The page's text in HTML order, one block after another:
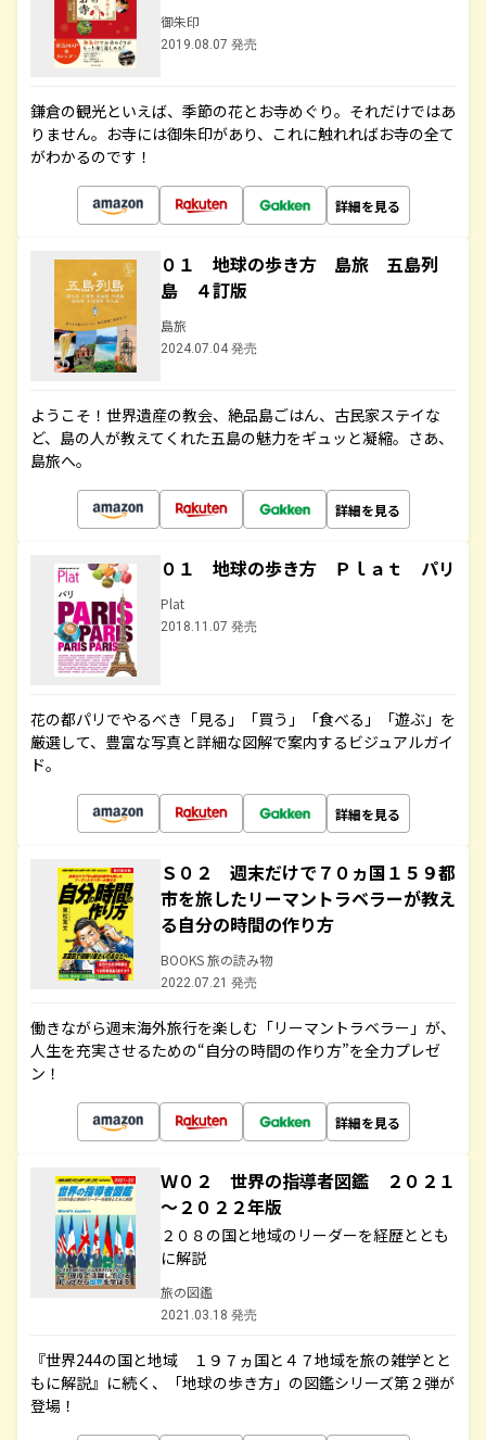
御朱印
2019.08.07 発売
鎌倉の観光といえば、季節の花とお寺めぐり。それだけではあ
りません。お寺には御朱印があり、これに触れればお寺の全て
がわかるのです！
詳細を見る
０１ 地球の歩き方 島旅 五島列
島 ４訂版
島旅
2024.07.04 発売
ようこそ！世界遺産の教会、絶品島ごはん、古民家ステイな
ど、島の人が教えてくれた五島の魅力をギュッと凝縮。さあ、
島旅へ。
詳細を見る
０１ 地球の歩き方 Ｐｌａｔ パリ
Plat
2018.11.07 発売
花の都パリでやるべき「見る」「買う」「食べる」「遊ぶ」を
厳選して、豊富な写真と詳細な図解で案内するビジュアルガイ
ド。
詳細を見る
Ｓ０２ 週末だけで７０ヵ国１５９都
市を旅したリーマントラベラーが教え
る自分の時間の作り方
BOOKS 旅の読み物
2022.07.21 発売
働きながら週末海外旅行を楽しむ「リーマントラベラー」が、
人生を充実させるための“自分の時間の作り方”を全力プレゼ
ン！
詳細を見る
Ｗ０２ 世界の指導者図鑑 ２０２１
～２０２２年版
２０８の国と地域のリーダーを経歴ととも
に解説
旅の図鑑
2021.03.18 発売
『世界244の国と地域 １９７ヵ国と４７地域を旅の雑学とと
もに解説』に続く、「地球の歩き方」の図鑑シリーズ第２弾が
登場！